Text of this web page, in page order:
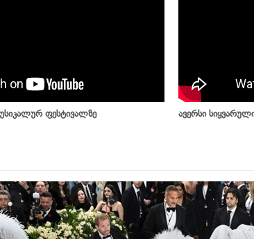
ფესტივალზე ავერსი